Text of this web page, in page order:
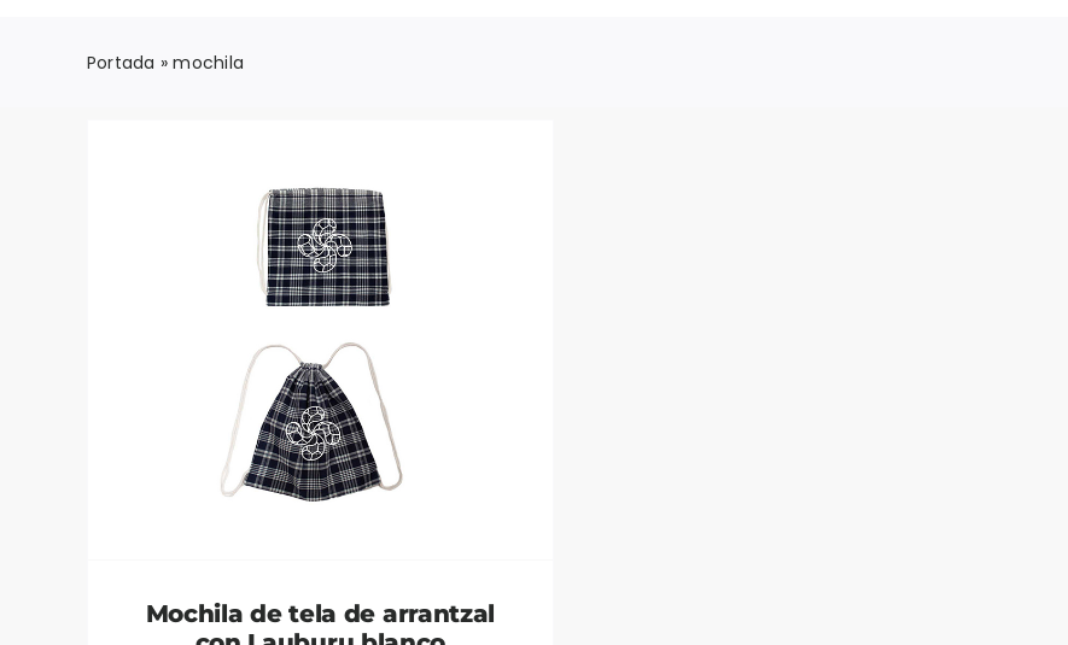
Portada »mochila
Mochila de tela de arrantzal